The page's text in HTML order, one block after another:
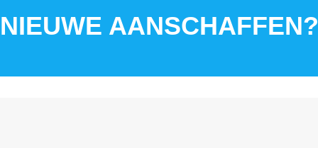
NIEUWE AANSCHAFFEN?